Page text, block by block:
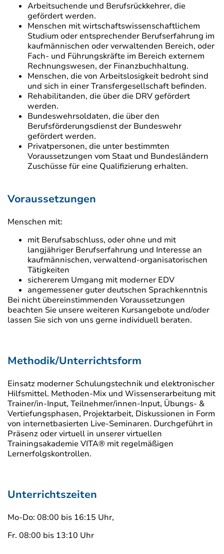
Arbeitsuchende und Berufsrückkehrer, die
gefördert werden.
Menschen mit wirtschaftswissenschaftlichem
Studium oder entsprechender Berufserfahrung im
kaufmännischen oder verwaltenden Bereich, oder
Fach- und Führungskräfte im Bereich externem
Rechnungswesen, der Finanzbuchhaltung.
Menschen, die von Arbeitslosigkeit bedroht sind
und sich in einer Transfergesellschaft befinden.
Rehabilitanden, die über die DRV gefördert
werden.
Bundeswehrsoldaten, die über den
Berufsförderungsdienst der Bundeswehr
gefördert werden.
Privatpersonen, die unter bestimmten
Voraussetzungen vom Staat und Bundesländern
Zuschüsse für eine Qualifizierung erhalten.
Voraussetzungen
Menschen mit:
mit Berufsabschluss, oder ohne und mit
langjähriger Berufserfahrung und Interesse an
kaufmännischen, verwaltend-organisatorischen
Tätigkeiten
sichererem Umgang mit moderner EDV
angemessener guter deutschen Sprachkenntnis
Bei nicht übereinstimmenden Voraussetzungen
beachten Sie unsere weiteren Kursangebote und/oder
lassen Sie sich von uns gerne individuell beraten.
Methodik/Unterrichtsform
Einsatz moderner Schulungstechnik und elektronischer
Hilfsmittel. Methoden-Mix und Wissenserarbeitung mit
Trainer/in-Input, Teilnehmer/innen-Input, Übungs- &
Vertiefungsphasen, Projektarbeit, Diskussionen in Form
von internetbasierten Live-Seminaren. Durchgeführt in
Präsenz oder virtuell in unserer virtuellen
Trainingsakademie VITA® mit regelmäßigen
Lernerfolgskontrollen.
Unterrichtszeiten
Mo-Do: 08:00 bis 16:15 Uhr,
Fr. 08:00 bis 13:10 Uhr